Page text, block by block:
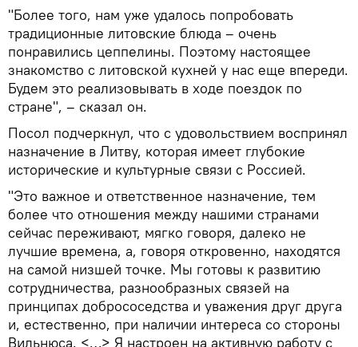
"Более того, нам уже удалось попробовать
традиционные литовские блюда – очень
понравились цеппелины. Поэтому настоящее
знакомство с литовской кухней у нас еще впереди.
Будем это реализовывать в ходе поездок по
стране", – сказал он.
Посол подчеркнул, что с удовольствием воспринял
назначение в Литву, которая имеет глубокие
исторические и культурные связи с Россией.
"Это важное и ответственное назначение, тем
более что отношения между нашими странами
сейчас переживают, мягко говоря, далеко не
лучшие времена, а, говоря откровенно, находятся
на самой низшей точке. Мы готовы к развитию
сотрудничества, разнообразных связей на
принципах добрососедства и уважения друг друга
и, естественно, при наличии интереса со стороны
Вильнюса. <…> Я настроен на активную работу с